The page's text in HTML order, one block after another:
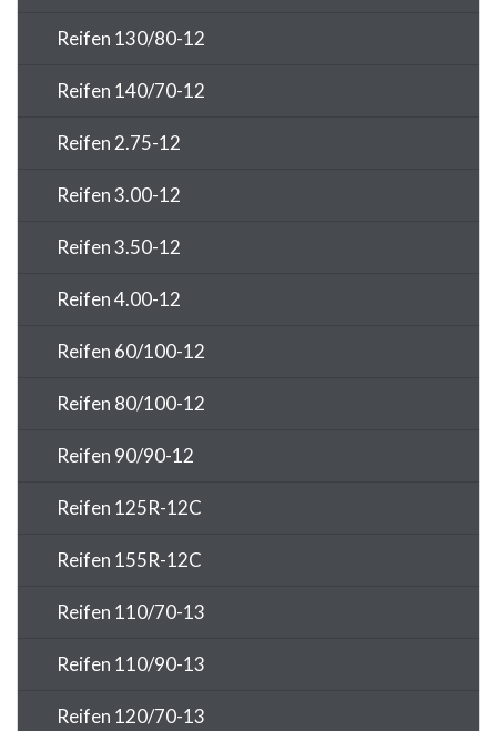
Reifen 130/80-12
Reifen 140/70-12
Reifen 2.75-12
Reifen 3.00-12
Reifen 3.50-12
Reifen 4.00-12
Reifen 60/100-12
Reifen 80/100-12
Reifen 90/90-12
Reifen 125R-12C
Reifen 155R-12C
Reifen 110/70-13
Reifen 110/90-13
Reifen 120/70-13